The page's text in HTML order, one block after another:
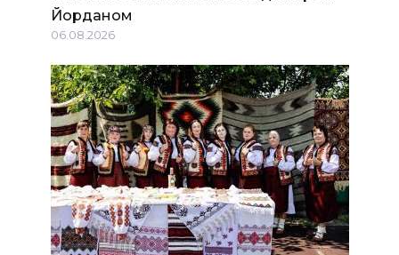
Йорданом
06.08.2026